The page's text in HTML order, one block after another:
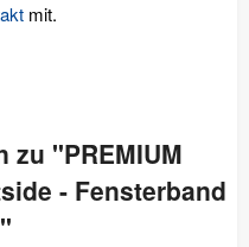
mit.
zu "PREMIUM
- Fensterband